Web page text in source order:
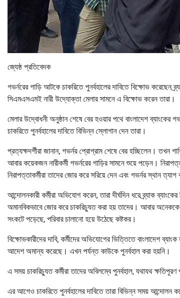
জ্যেষ্ঠ প্রতিবেদক
গভর্নরের গাড়ি আটকে চাকরিতে পুনর্বহালের দাবিতে বিক্ষোভ করেছেন
সিএমএসএমই নারী উদ্যোক্তা মেলার সামনে এ বিক্ষোভ করেন তারা।
মেলার উদ্বোধনী অনুষ্ঠান শেষে বের হওয়ার পথে বাংলাদেশ
চাকরিতে পুনর্বহালের দাবিতে বিভিন্ন স্লোগান দেন তারা।
প্রত্যক্ষদর্শীরা জানান, গভর্নর প্রোগ্রাম শেষে বের হচ্ছিলেন। তখন
আবার কয়েকজন নারীকর্মী গভর্নরের গাড়ির সামনে শুয়ে পড়েন।
নিরাপত্তাকর্মীরা তাদের জোর করে সরিয়ে দেন এবং গভর্নর স্থান ত্যাগ
আন্দোলনকারী কর্মীরা অভিযোগ করেন, তারা দীর্ঘদিন ধরে ব্র্যাক
অমানবিকভাবে জোর করে চাকরিচ্যুত করা হয় তাদের। আবার
সংকটে পড়েছে, পরিবার চালানো হয়ে উঠেছে কষ্টকর।
বিক্ষোভকারীদের দাবি, কর্মীদের অভিযোগের ভিত্তিতে বাংলাদেশ
আদেশ অমান্য করেছে। এখন পর্যন্ত কাউকে পুনর্বহাল করা হয়নি।
এ সময় চাকরিচ্যুত কর্মীরা তাদের অবিলম্বে পুনর্বহাল, যথাযথ
এর আগেও চাকরিতে পুনর্বহালের দাবিতে তারা বিভিন্ন সময় আন্দোলন